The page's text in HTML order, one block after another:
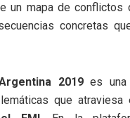
un mapa de
concretas
2019es una
que